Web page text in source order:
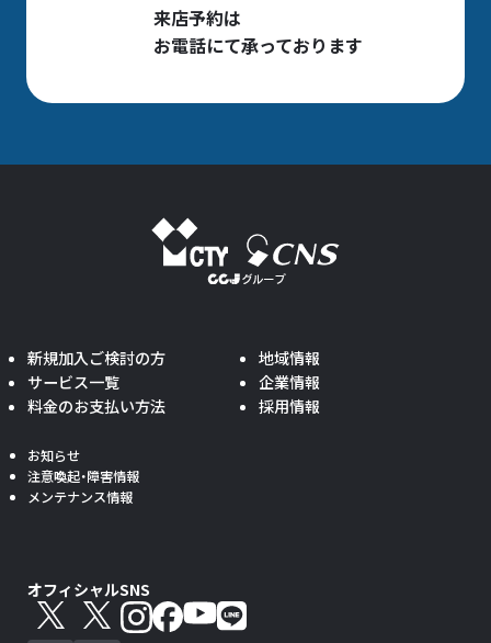
来店予約は
お電話にて承っております
新規加入ご検討の方
サービス一覧
料金のお支払い方法
地域情報
企業情報
採用情報
お知らせ
注意喚起・障害情報
メンテナンス情報
オフィシャルSNS